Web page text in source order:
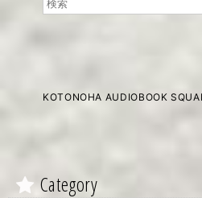
KOTONOHA AUDIOBOOK
Category